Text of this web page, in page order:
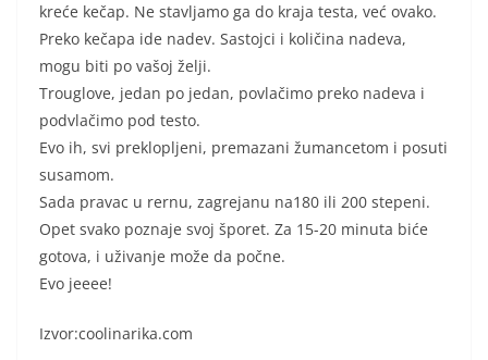
kreće kečap. Ne stavljamo ga do kraja testa, već ovako.
Preko kečapa ide nadev. Sastojci i količina nadeva,
mogu biti po vašoj želji.
Trouglove, jedan po jedan, povlačimo preko nadeva i
podvlačimo pod testo.
Evo ih, svi preklopljeni, premazani žumancetom i posuti
susamom.
Sada pravac u rernu, zagrejanu na180 ili 200 stepeni.
Opet svako poznaje svoj šporet. Za 15-20 minuta biće
gotova, i uživanje može da počne.
Evo jeeee!
Izvor:coolinarika.com